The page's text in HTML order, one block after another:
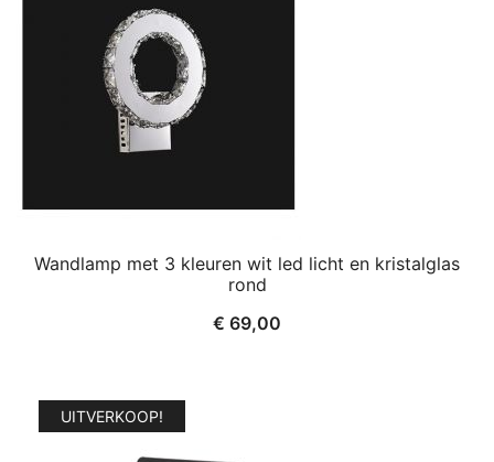
Wandlamp met 3 kleuren wit led licht en kristalglas
rond
€ 69,00
UITVERKOOP!